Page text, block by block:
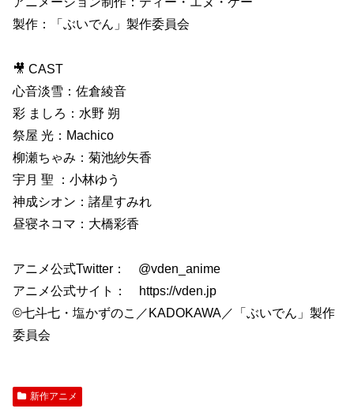
製作：「ぶいでん」製作委員会
🎥 CAST
心音淡雪：佐倉綾音
彩 ましろ：水野 朔
祭屋 光：Machico
柳瀬ちゃみ：菊池紗矢香
宇月 聖 ：小林ゆう
神成シオン：諸星すみれ
昼寝ネコマ：大橋彩香
アニメ公式Twitter： @vden_anime
アニメ公式サイト： https://vden.jp
©七斗七・塩かずのこ／KADOKAWA／「ぶいでん」製作
委員会
新作アニメ